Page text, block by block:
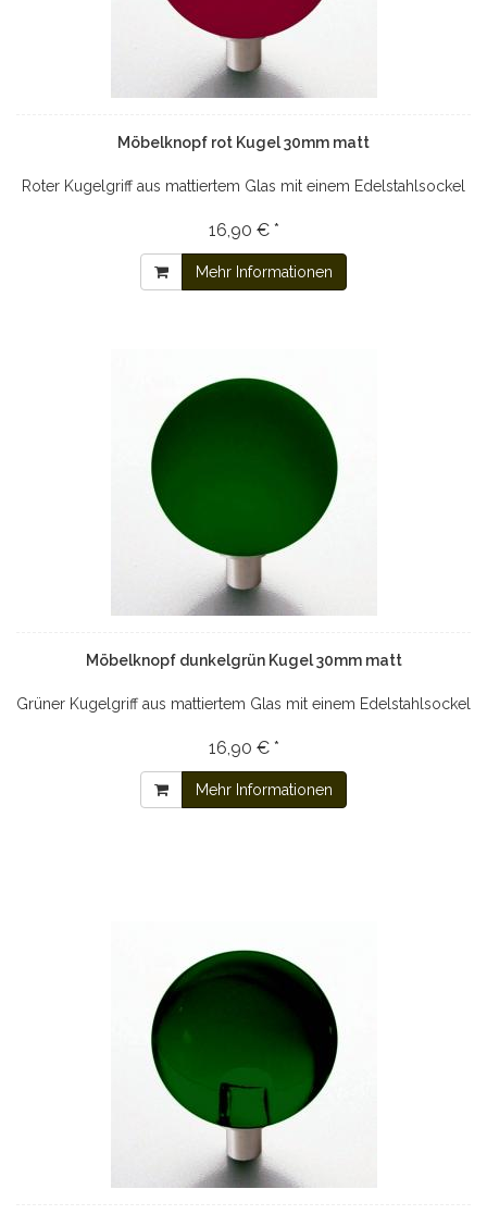
Möbelknopf rot Kugel 30mm matt
Roter Kugelgriff aus mattiertem Glas mit einem Edelstahlsockel
16,90 € *
Mehr Informationen
Möbelknopf dunkelgrün Kugel 30mm matt
Grüner Kugelgriff aus mattiertem Glas mit einem Edelstahlsockel
16,90 € *
Mehr Informationen